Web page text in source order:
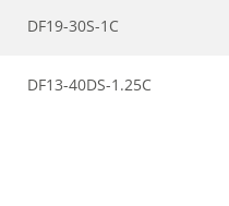
DF19-30S-1C
DF13-40DS-1.25C